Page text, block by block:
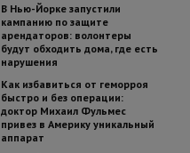
В Нью-Йорке запустили
кампанию по защите
арендаторов: волонтеры
будут обходить дома, где есть
нарушения
Как избавиться от геморроя
быстро и без операции:
доктор Михаил Фульмес
привез в Америку уникальный
аппарат